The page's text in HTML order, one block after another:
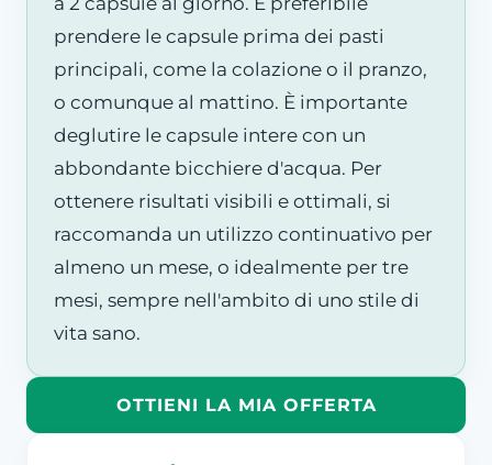
prendere le capsule prima dei pasti
principali, come la colazione o il pranzo,
o comunque al mattino. È importante
deglutire le capsule intere con un
abbondante bicchiere d'acqua. Per
ottenere risultati visibili e ottimali, si
raccomanda un utilizzo continuativo per
almeno un mese, o idealmente per tre
mesi, sempre nell'ambito di uno stile di
vita sano.
OTTIENI LA MIA OFFERTA